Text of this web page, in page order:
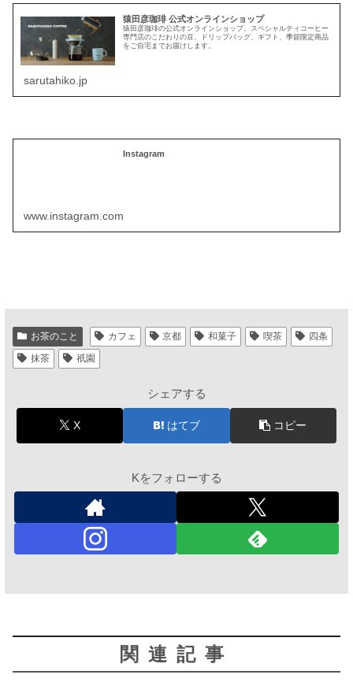
猿田彦珈琲 公式オンラインショップ
猿田彦珈琲の公式オンラインショップ。スペシャルティコーヒー
専門店のこだわりの豆、ドリップバッグ、ギフト、季節限定商品
をご自宅までお届けします。
sarutahiko.jp
Instagram
www.instagram.com
お茶のこと カフェ 京都 和菓子 喫茶
四条
抹茶
祇園
シェアする
X はてブ コピー
Kをフォローする
関連記事